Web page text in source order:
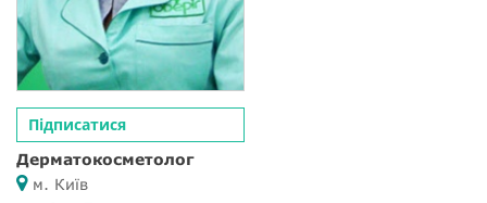
Підписатися
Дерматокосметолог
м. Київ